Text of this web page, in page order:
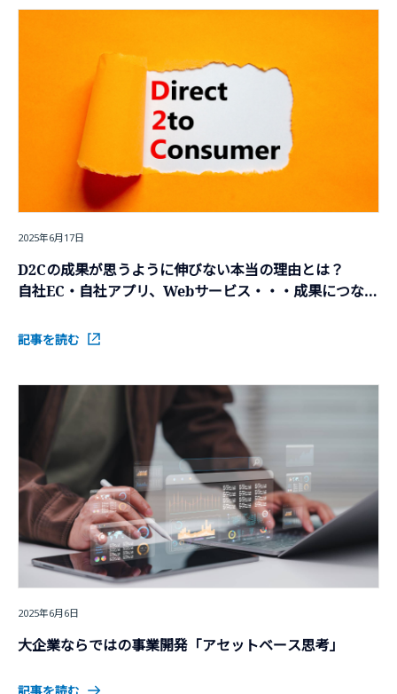
2025年6月17日
D2Cの成果が思うように伸びない本当の理由とは？
自社EC・自社アプリ、Webサービス・・・成果につなげ
記事を読む
2025年6月6日
大企業ならではの事業開発「アセットベース思考」